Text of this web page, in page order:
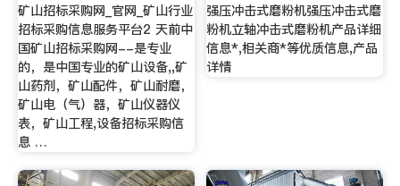
矿山招标采购网_官网_矿山行业
招标采购信息服务平台2 天前中
国矿山招标采购网--是专业
的，是中国专业的矿山设备,,矿
山药剂，矿山配件，矿山耐磨，
矿山电（气）器，矿山仪器仪
表，矿山工程,设备招标采购信
息 …
强压冲击式磨粉机强压冲击式磨
粉机立轴冲击式磨粉机产品详细
信息*,相关商*等优质信息,产品
详情